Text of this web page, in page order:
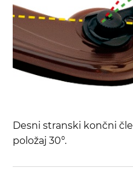
Desni stranski končni
položaj 30°.